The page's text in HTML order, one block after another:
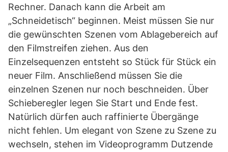
Rechner. Danach kann die Arbeit am
„Schneidetisch“ beginnen. Meist müssen Sie nur
die gewünschten Szenen vom Ablagebereich auf
den Filmstreifen ziehen. Aus den
Einzelsequenzen entsteht so Stück für Stück ein
neuer Film. Anschließend müssen Sie die
einzelnen Szenen nur noch beschneiden. Über
Schieberegler legen Sie Start und Ende fest.
Natürlich dürfen auch raffinierte Übergänge
nicht fehlen. Um elegant von Szene zu Szene zu
wechseln, stehen im Videoprogramm Dutzende